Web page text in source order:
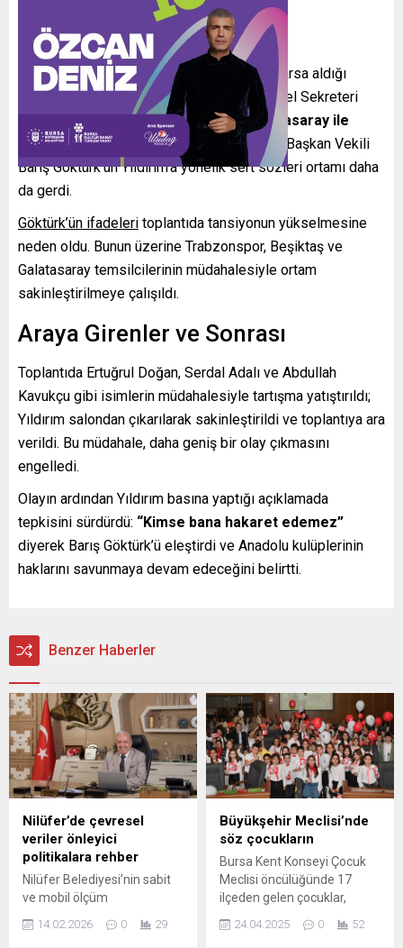
Olayın Seyri
Yıldırım’ın, bazı büyük kulüplerin devletten arsa aldığı
yönündeki sözleri üzerine Fenerbahçe Genel Sekreteri
Mahmut Uslu tepki gösterdi ve“Bizi Galatasaray ile
karıştırma.”dedi. Tartışma hızla alevlendi; Başkan Vekili
Barış Göktürk’ün Yıldırım’a yönelik sert sözleri ortamı daha
da gerdi.
Göktürk’ün ifadeleri toplantıda tansiyonun yükselmesine
neden oldu. Bunun üzerine Trabzonspor, Beşiktaş ve
Galatasaray temsilcilerinin müdahalesiyle ortam
sakinleştirilmeye çalışıldı.
Araya Girenler ve Sonrası
Toplantıda Ertuğrul Doğan, Serdal Adalı ve Abdullah
Kavukçu gibi isimlerin müdahalesiyle tartışma yatıştırıldı;
Yıldırım salondan çıkarılarak sakinleştirildi ve toplantıya ara
verildi. Bu müdahale, daha geniş bir olay çıkmasını
engelledi.
Olayın ardından Yıldırım basına yaptığı açıklamada
tepkisini sürdürdü: “Kimse bana hakaret edemez”
diyerek Barış Göktürk’ü eleştirdi ve Anadolu kulüplerinin
haklarını savunmaya devam edeceğini belirtti.
Benzer Haberler
Nilüfer’de çevresel
veriler önleyici
politikalara rehber
Nilüfer Belediyesi’nin sabit
ve mobil ölçüm
istasyonlarından elde ettiği
hava ve su kalitesi verileri;
14.02.2026 0 29
Büyükşehir Meclisi’nde
söz çocukların
Bursa Kent Konseyi Çocuk
Meclisi öncülüğünde 17
ilçeden gelen çocuklar,
Büyükşehir Belediye
Başkanı Mustafa Bozbey’in
24.04.2025 0 52